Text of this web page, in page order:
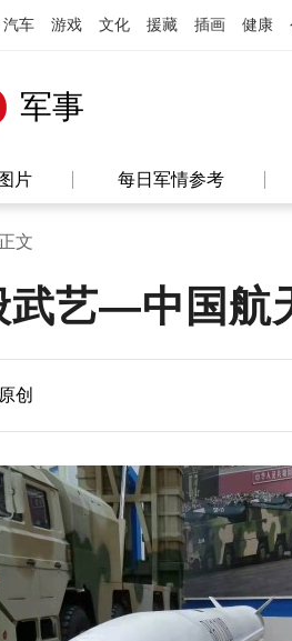
汽车 游戏 文化 援藏 插画 健康
军事
片 每日军情参考
文
武艺—中国航
创